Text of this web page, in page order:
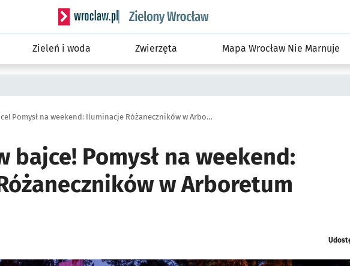
Serwis informacyjny wroclaw.pl podserwis: Środowisko we
Zieleń i woda Zwierzęta Mapa Wrocław Nie Marnuje
Tu jest jak w bajce! Pomysł na weekend: Iluminacje Różaneczników w Arboretum Wojsławice
bajce! Pomysł na weekend:
w Arboretum